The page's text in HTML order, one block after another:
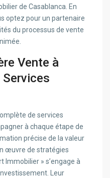
de Casablanca. En
optez pour un partenaire
du processus de vente
Vente à
Services
de services
à chaque étape de
précise de la valeur
œuvre de stratégies
Immobilier » s’engage à
Leur